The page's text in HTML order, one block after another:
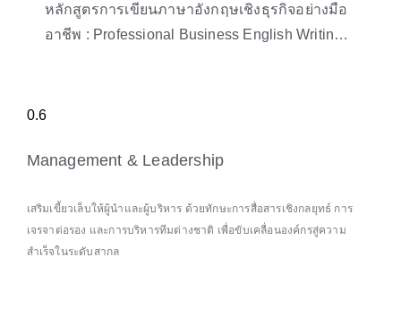
หลักสูตรการเขียนภาษาอังกฤษเชิงธุรกิจอย่างมือ
อาชีพ : Professional Business English Writing
Management & Leadership
เสริมเขี้ยวเล็บให้ผู้นำและผู้บริหาร ด้วยทักษะการสื่อสารเชิงกลยุทธ์ การ
เจรจาต่อรอง และการบริหารทีมต่างชาติ เพื่อขับเคลื่อนองค์กรสู่ความ
สำเร็จในระดับสากล